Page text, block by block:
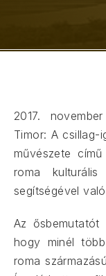
2017.
Timor: A csillag-
művészete
roma kulturális
segítségével
Az
hogy minél
roma